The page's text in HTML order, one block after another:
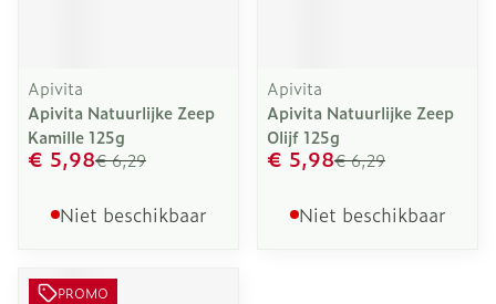
Apivita
Apivita Natuurlijke Zeep
Kamille 125g
€ 6,29
€ 5,98
Niet beschikbaar
Apivita
Apivita Natuurlijke Zeep
Olijf 125g
€ 6,29
€ 5,98
Niet beschikbaar
PROMO